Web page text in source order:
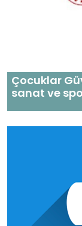
Çocuklar
sanat ve